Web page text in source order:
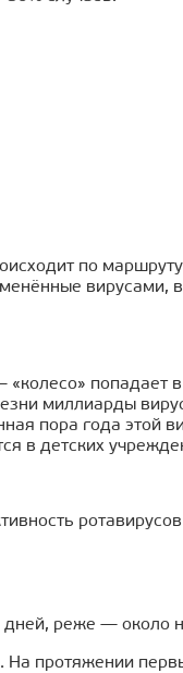
по
вирусами,
попадает
миллиарды
пора года этой
в детских
дней, реже — около
протяжении